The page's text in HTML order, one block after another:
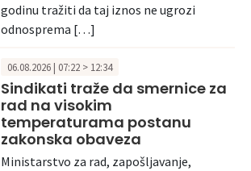
godinu tražiti da taj iznos ne ugrozi
odnosprema […]
06.08.2026 | 07:22 > 12:34
Sindikati traže da smernice za
rad na visokim
temperaturama postanu
zakonska obaveza
Ministarstvo za rad, zapošljavanje,